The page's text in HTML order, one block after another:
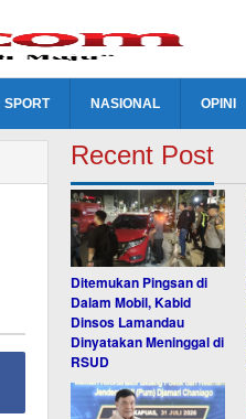
SPORT NASIONAL OPINI
Recent Post
Ditemukan Pingsan di
Dalam Mobil, Kabid
Dinsos Lamandau
Dinyatakan Meninggal di
RSUD